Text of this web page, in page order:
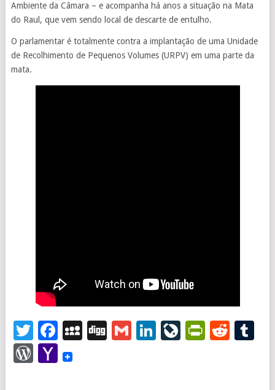
Ambiente da Câmara – e acompanha há anos a situação na Mata
do Raul, que vem sendo local de descarte de entulho.
O parlamentar é totalmente contra a implantação de uma Unidade
de Recolhimento de Pequenos Volumes (URPV) em uma parte da
mata.
Twitter
Facebook
MySpace
DiggGmailLinkedIn
WordPress
Yahoo